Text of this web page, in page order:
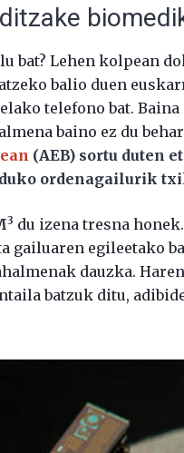
bat? Lehen kolpean
balio duen
telefono bat.
baino ez du
(AEB) sortu duten
ordenagailurik
3 du izena tresna
gailuaren egileetako
dauzka.
batzuk ditu,